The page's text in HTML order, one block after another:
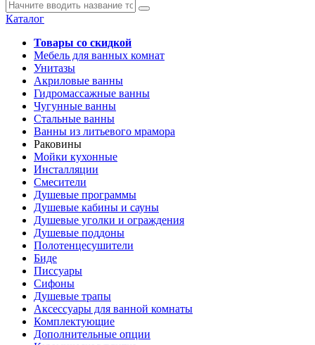
Каталог
Товары со скидкой
Мебель для ванных комнат
Унитазы
Акриловые ванны
Гидромассажные ванны
Чугунные ванны
Стальные ванны
Ванны из литьевого мрамора
Раковины
Мойки кухонные
Инсталляции
Смесители
Душевые программы
Душевые кабины и сауны
Душевые уголки и ограждения
Душевые поддоны
Полотенцесушители
Биде
Писсуары
Сифоны
Душевые трапы
Аксессуары для ванной комнаты
Комплектующие
Дополнительные опции